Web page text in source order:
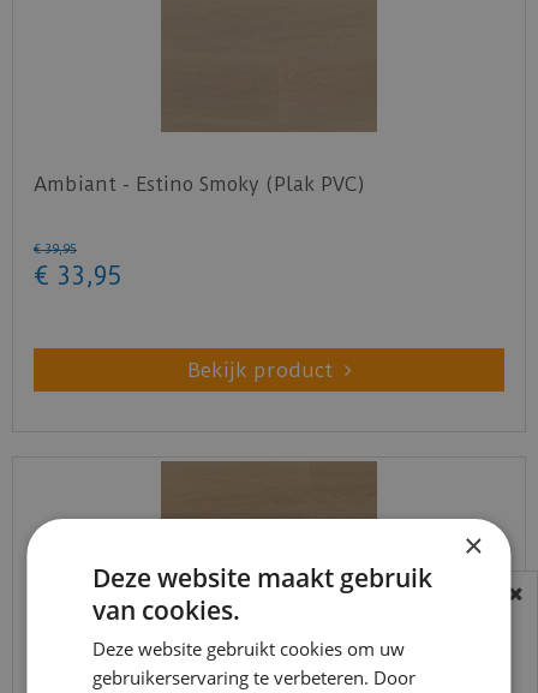
Ambiant - Estino Smoky (Plak PVC)
€ 39,95
€ 33 ,95
Bekijk product
BEREIKBAARHEID
In verband met de vakantie periode zijn wij
t/m 14 augustus telefonisch helaas niet
×
Deze website maakt gebruik
van cookies.
Deze website gebruikt cookies om uw
gebruikerservaring te verbeteren. Door